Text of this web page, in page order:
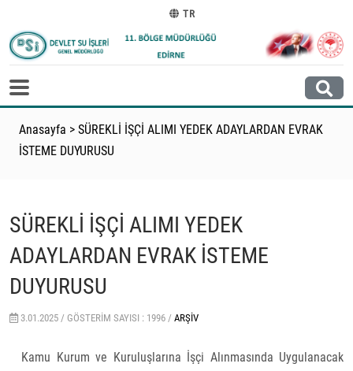
TR
Anasayfa > SÜREKLİ İŞÇİ ALIMI YEDEK ADAYLARDAN EVRAK
İSTEME DUYURUSU
SÜREKLİ İŞÇİ ALIMI YEDEK
ADAYLARDAN EVRAK İSTEME
DUYURUSU
3.01.2025 / GÖSTERIM SAYISI : 1996 / ARŞIV
Kamu Kurum ve Kuruluşlarına İşçi Alınmasında Uygulanacak